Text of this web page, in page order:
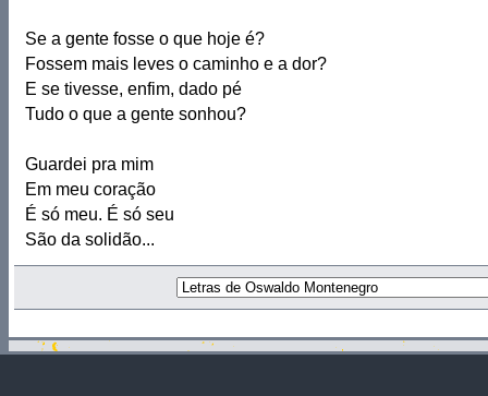
Se a gente fosse o que hoje é?
Fossem mais leves o caminho e a dor?
E se tivesse, enfim, dado pé
Tudo o que a gente sonhou?
Guardei pra mim
Em meu coração
É só meu. É só seu
São da solidão...